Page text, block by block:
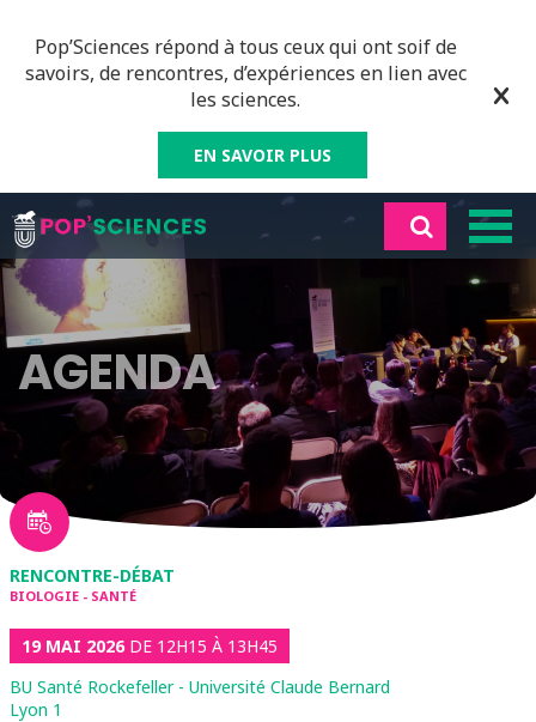
Pop’Sciences répond à tous ceux qui ont soif de
savoirs, de rencontres, d’expériences en lien avec
les sciences.
EN SAVOIR PLUS
AGENDA
RENCONTRE-DÉBAT
BIOLOGIE - SANTÉ
19 MAI 2026DE 12H15 À 13H45
BU Santé Rockefeller - Université Claude Bernard
Lyon 1